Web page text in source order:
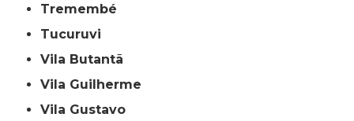
Tremembé
Tucuruvi
Vila Butantã
Vila Guilherme
Vila Gustavo